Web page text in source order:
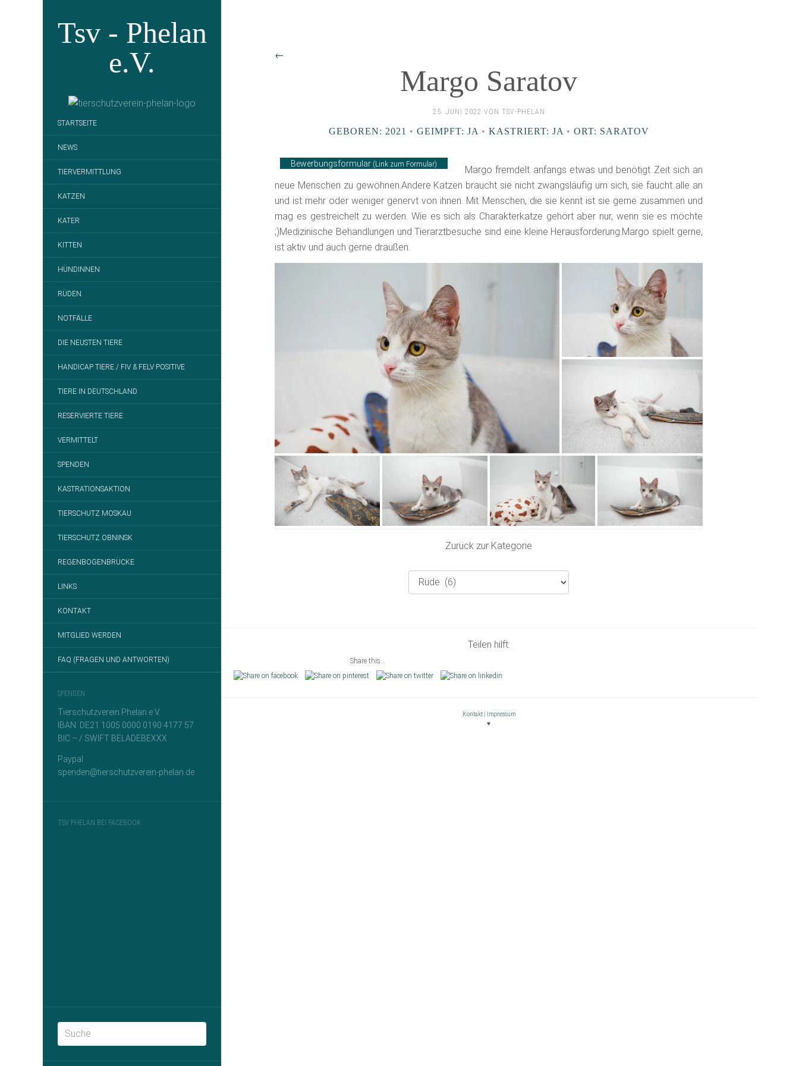
Tsv - Phelan
e.V.
STARTSEITE
NEWS
TIERVERMITTLUNG
KATZEN
KATER
KITTEN
HÜNDINNEN
RÜDEN
NOTFÄLLE
DIE NEUSTEN TIERE
HANDICAP TIERE / FIV & FELV POSITIVE
TIERE IN DEUTSCHLAND
RESERVIERTE TIERE
VERMITTELT
SPENDEN
KASTRATIONSAKTION
TIERSCHUTZ MOSKAU
TIERSCHUTZ OBNINSK
REGENBOGENBRÜCKE
LINKS
KONTAKT
MITGLIED WERDEN
FAQ (FRAGEN UND ANTWORTEN)
SPENDEN
Tierschutzverein Phelan e.V.
IBAN DE21 1005 0000 0190 4177 57
BIC – / SWIFT BELADEBEXXX
Paypal
spenden@tierschutzverein-phelan.de
TSV PHELAN BEI FACEBOOK
←
Margo Saratov
25. JUNI 2022 VON TSV-PHELAN
GEBOREN: 2021 • GEIMPFT: JA • KASTRIERT: JA • ORT: SARATOV
Bewerbungsformular (Link zum Formular)
Margo fremdelt anfangs etwas und benötigt Zeit sich an
neue Menschen zu gewöhnen.Andere Katzen braucht sie nicht zwangsläufig um sich, sie faucht alle an
und ist mehr oder weniger genervt von ihnen. Mit Menschen, die sie kennt ist sie gerne zusammen und
mag es gestreichelt zu werden. Wie es sich als Charakterkatze gehört aber nur, wenn sie es möchte
;)Medizinische Behandlungen und Tierarztbesuche sind eine kleine Herausforderung.Margo spielt gerne,
ist aktiv und auch gerne draußen.
Zurück zur Kategorie
Teilen hilft:
Share this...
Kontakt|
Impressum
♥